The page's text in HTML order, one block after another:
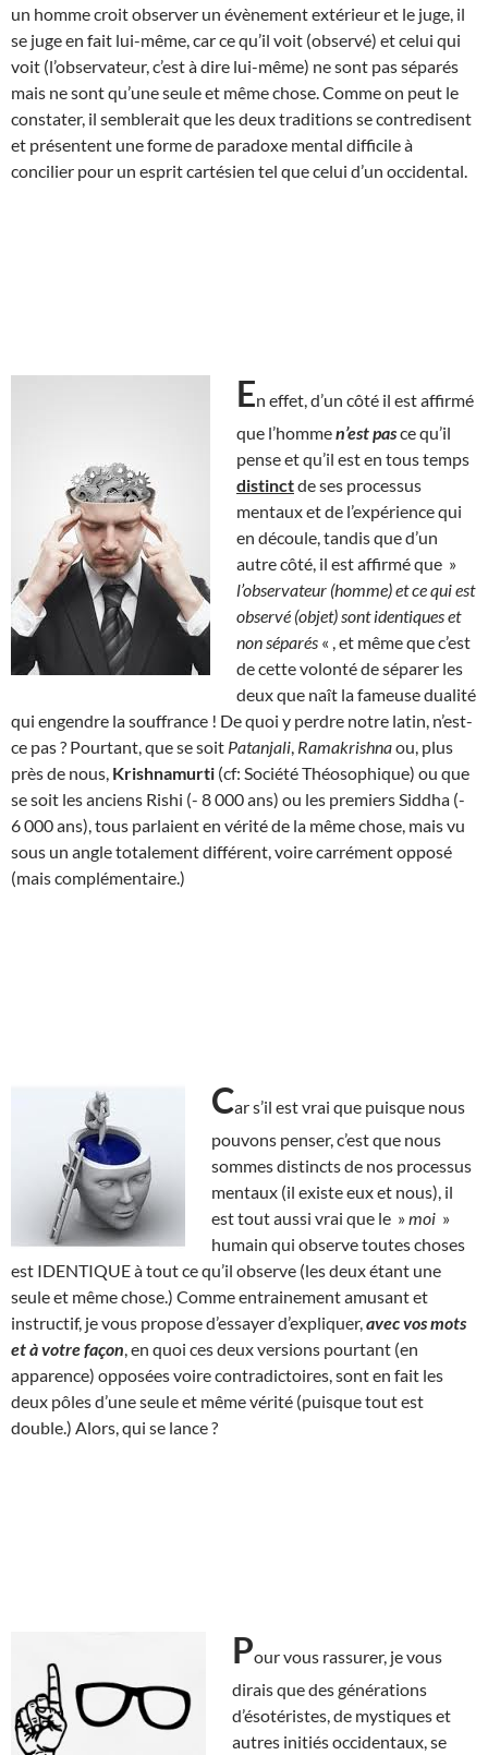
un homme croit observer un évènement extérieur et le juge, il
se juge en fait lui-même, car ce qu’il voit (observé) et celui qui
voit (l’observateur, c’est à dire lui-même) ne sont pas séparés
mais ne sont qu’une seule et même chose. Comme on peut le
constater, il semblerait que les deux traditions se contredisent
et présentent une forme de paradoxe mental difficile à
concilier pour un esprit cartésien tel que celui d’un occidental.
En effet, d’un côté il est affirmé
que l’hommen’est pasce qu’il
pense et qu’il est en tous temps
distinctde ses processus
mentaux et de l’expérience qui
en découle, tandis que d’un
autre côté, il est affirmé que »
l’observateur (homme) et ce qui est
observé (objet) sont identiques et
non séparés « , et même que c’est
de cette volonté de séparer les
deux que naît la fameuse dualité
qui engendre la souffrance ! De quoi y perdre notre latin, n’est-
ce pas ? Pourtant, que se soit Patanjali Ramakrishnaou, plus
près de nous, Krishnamurti (cf: Société Théosophique) ou que
se soit les anciens Rishi (- 8 000 ans) ou les premiers Siddha (-
6 000 ans), tous parlaient en vérité de la même chose, mais vu
sous un angle totalement différent, voire carrément opposé
(mais complémentaire.)
Car s’il est vrai que puisque nous
pouvons penser, c’est que nous
sommes distincts de nos processus
mentaux (il existe eux et nous), il
est tout aussi vrai que le »moi »
humain qui observe toutes choses
est IDENTIQUE à tout ce qu’il observe (les deux étant une
seule et même chose.) Comme entrainement amusant et
instructif, je vous propose d’essayer d’expliquer, avec vos mots
et à votre façon , en quoi ces deux versions pourtant (en
apparence) opposées voire contradictoires, sont en fait les
deux pôles d’une seule et même vérité (puisque tout est
double.) Alors, qui se lance ?
Pour vous rassurer, je vous
dirais que des générations
d’ésotéristes, de mystiques et
autres initiés occidentaux, se